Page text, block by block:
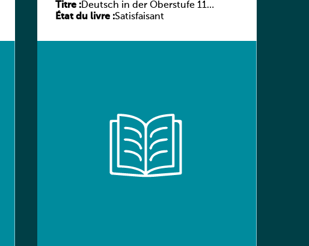
Titre :Deutsch in der Oberstufe 11
(Schülerbuch) Ausgabe Bayern
État du livre :Satisfaisant